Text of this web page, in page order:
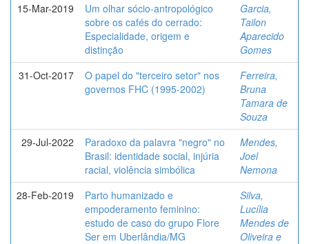
15-Mar-2019
Um olhar sócio-antropológico
sobre os cafés do cerrado:
Especialidade, origem e
distinção
Garcia,
Tailon
Aparecido
Gomes
31-Oct-2017
O papel do "terceiro setor" nos
governos FHC (1995-2002)
Ferreira,
Bruna
Tamara de
Souza
29-Jul-2022
Paradoxo da palavra "negro" no
Brasil: identidade social, injúria
racial, violência simbólica
Mendes,
Joel
Nemona
28-Feb-2019
Parto humanizado e
empoderamento feminino:
estudo de caso do grupo Flore
Ser em Uberlândia/MG
Silva,
Lucília
Mendes de
Oliveira e